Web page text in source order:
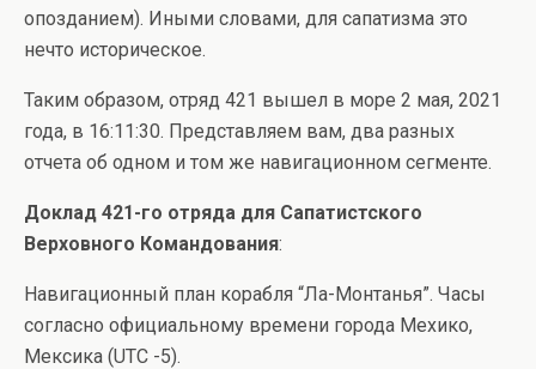
опозданием). Иными словами, для сапатизма это
нечто историческое.
Таким образом, отряд 421 вышел в море 2 мая, 2021
года, в 16:11:30. Представляем вам, два разных
отчета об одном и том же навигационном сегменте.
Доклад 421-го отряда для Сапатистского
Верховного Командования:
Навигационный план корабля “Ла-Монтанья”. Часы
согласно официальному времени города Мехико,
Мексика (UTC -5).